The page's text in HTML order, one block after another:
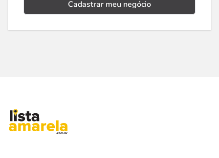
Cadastrar meu negócio